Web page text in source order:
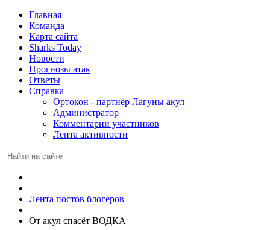
Главная
Команда
Карта сайта
Sharks Today
Новости
Прогнозы атак
Ответы
Справка
Ортокон - партнёр Лагуны акул
Администратор
Комментарии участников
Лента активности
Лента постов блогеров
От акул спасёт ВОДКА